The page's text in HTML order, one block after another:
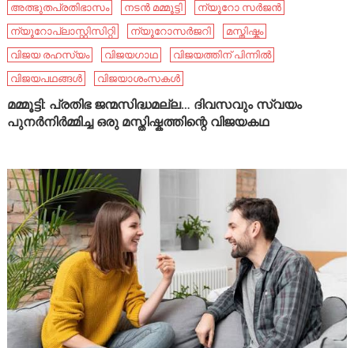
അത്ഭുതപ്രതിഭാസം
നടൻ മമ്മൂട്ടി
ന്യൂറോ സർജൻ
ന്യൂറോപ്ലാസ്റ്റിസിറ്റി
ന്യൂറോസർജറി
മസ്തിഷ്കം
വിജയ രഹസ്യം
വിജയഗാഥ
വിജയത്തിന് പിന്നിൽ
വിജയപഥങ്ങൾ
വിജയാശംസകൾ
മമ്മൂട്ടി: പ്രതിഭ ജന്മസിദ്ധമല്ല… ദിവസവും സ്വയം
പുനർനിർമ്മിച്ച ഒരു മസ്തിഷ്കത്തിന്റെ വിജയകഥ